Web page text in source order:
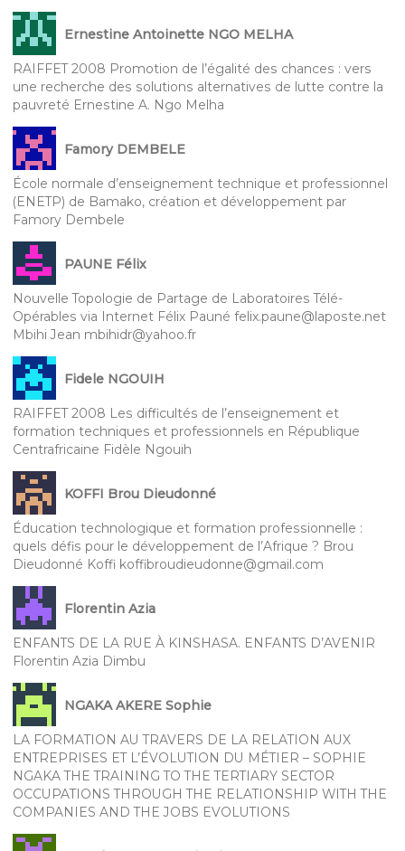
Ernestine Antoinette NGO MELHA
RAIFFET 2008 Promotion de l’égalité des chances : vers
une recherche des solutions alternatives de lutte contre la
pauvreté Ernestine A. Ngo Melha
Famory DEMBELE
École normale d’enseignement technique et professionnel
(ENETP) de Bamako, création et développement par
Famory Dembele
PAUNE Félix
Nouvelle Topologie de Partage de Laboratoires Télé-
Opérables via Internet Félix Pauné felix.paune@laposte.net
Mbihi Jean mbihidr@yahoo.fr
Fidele NGOUIH
RAIFFET 2008 Les difficultés de l’enseignement et
formation techniques et professionnels en République
Centrafricaine Fidèle Ngouih
KOFFI Brou Dieudonné
Éducation technologique et formation professionnelle :
quels défis pour le développement de l’Afrique ? Brou
Dieudonné Koffi koffibroudieudonne@gmail.com
Florentin Azia
ENFANTS DE LA RUE À KINSHASA. ENFANTS D’AVENIR
Florentin Azia Dimbu
NGAKA AKERE Sophie
LA FORMATION AU TRAVERS DE LA RELATION AUX
ENTREPRISES ET L’ÉVOLUTION DU MÉTIER – SOPHIE
NGAKA THE TRAINING TO THE TERTIARY SECTOR
OCCUPATIONS THROUGH THE RELATIONSHIP WITH THE
COMPANIES AND THE JOBS EVOLUTIONS